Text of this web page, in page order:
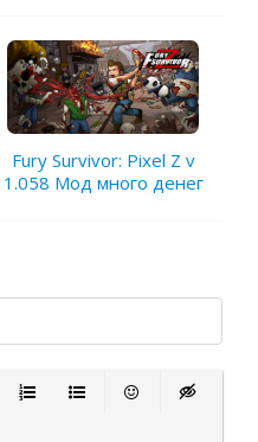
Fury Survivor: Pixel Z v
1.058 Мод много денег